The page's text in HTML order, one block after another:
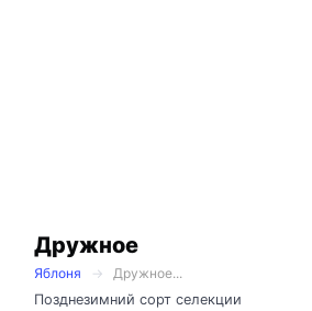
Дружное
Яблоня
Дружное...
Позднезимний сорт селекции